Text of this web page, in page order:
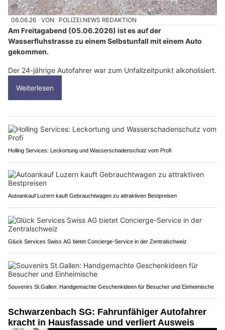
06.06.26 VON POLIZEI.NEWS REDAKTION
Am Freitagabend (05.06.2026) ist es auf der
Wasserfluhstrasse zu einem Selbstunfall mit einem Auto
gekommen.
Der 24-jährige Autofahrer war zum Unfallzeitpunkt alkoholisiert.
Weiterlesen
Holling Services: Leckortung und Wasserschadenschutz vom Profi
Autoankauf Luzern kauft Gebrauchtwagen zu attraktiven Bestpreisen
Glück Services Swiss AG bietet Concierge-Service in der Zentralschweiz
Souvenirs St.Gallen: Handgemachte Geschenkideen für Besucher und Einheimische
Schwarzenbach SG: Fahrunfähiger Autofahrer
kracht in Hausfassade und verliert Ausweis